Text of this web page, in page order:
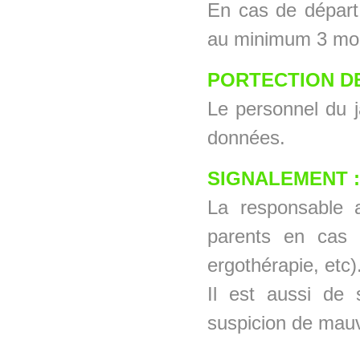
En cas de
au minimum 3
PORTECTION
Le personnel du
données.
SIGNALEMENT :
La
parents en cas
ergothérapie,
Il est aussi de
suspicion de